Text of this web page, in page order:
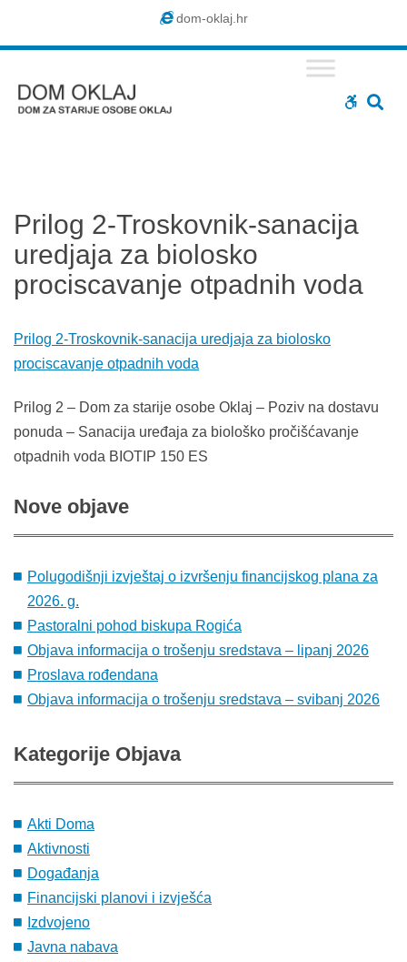
dom-oklaj.hr
WCAG
Prilog 2-Troskovnik-sanacija
uredjaja za biolosko
prociscavanje otpadnih voda
Prilog 2-Troskovnik-sanacija uredjaja za biolosko
prociscavanje otpadnih voda
Prilog 2 – Dom za starije osobe Oklaj – Poziv na dostavu
ponuda – Sanacija uređaja za biološko pročišćavanje
otpadnih voda BIOTIP 150 ES
Nove objave
Polugodišnji izvještaj o izvršenju financijskog plana za
2026. g.
Pastoralni pohod biskupa Rogića
Objava informacija o trošenju sredstava – lipanj 2026
Proslava rođendana
Objava informacija o trošenju sredstava – svibanj 2026
Kategorije Objava
Akti Doma
Aktivnosti
Događanja
Financijski planovi i izvješća
Izdvojeno
Javna nabava